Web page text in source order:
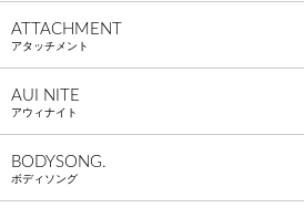
ATTACHMENT
アタッチメント
AUI NITE
アウィナイト
BODYSONG.
ボディソング